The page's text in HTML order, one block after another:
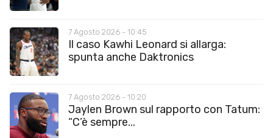
7 Agosto 2026 - 10:45
Il caso Kawhi Leonard si allarga:
spunta anche Daktronics
7 Agosto 2026 - 10:20
Jaylen Brown sul rapporto con Tatum:
“C’è sempre...